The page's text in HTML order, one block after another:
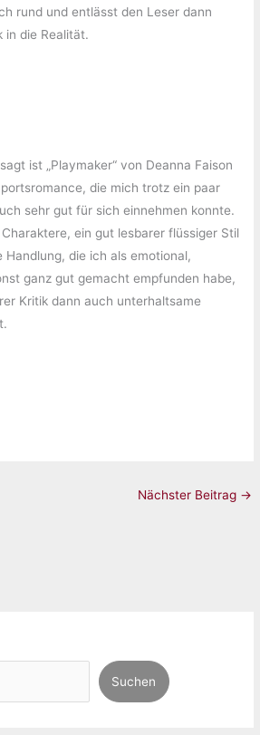
rund und entlässt den Leser dann
in die Realität.
ist „Playmaker“ von Deanna Faison
die mich trotz ein paar
sehr gut für sich einnehmen konnte.
ein gut lesbarer flüssiger Stil
Handlung, die ich als emotional,
ganz gut gemacht empfunden habe,
Kritik dann auch unterhaltsame
Nächster Beitrag →
Suchen